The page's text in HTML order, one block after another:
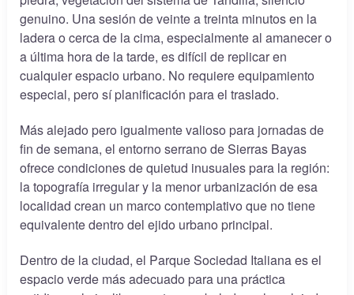
genuino. Una sesión de veinte a treinta minutos en la
ladera o cerca de la cima, especialmente al amanecer o
a última hora de la tarde, es difícil de replicar en
cualquier espacio urbano. No requiere equipamiento
especial, pero sí planificación para el traslado.
Más alejado pero igualmente valioso para jornadas de
fin de semana, el entorno serrano de Sierras Bayas
ofrece condiciones de quietud inusuales para la región:
la topografía irregular y la menor urbanización de esa
localidad crean un marco contemplativo que no tiene
equivalente dentro del ejido urbano principal.
Dentro de la ciudad, el Parque Sociedad Italiana es el
espacio verde más adecuado para una práctica